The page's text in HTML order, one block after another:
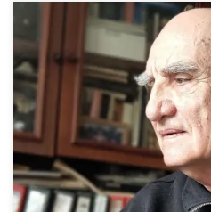
Справжній шквал емоцій
“Гранітом науки” інтерв’ю
кандидата в президенти
чому дивуватись: вчений-
академії, визнавши тим
дослідження в галузі
води, раптом заявляє, що
як створено всесвіт і […]